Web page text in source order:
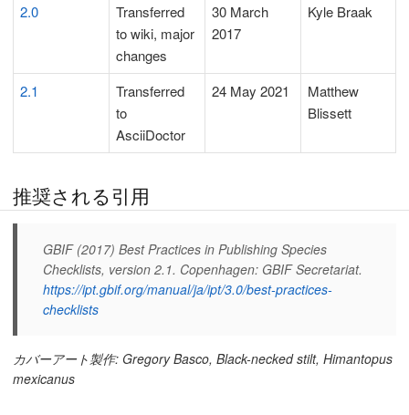
2.0
Transferred
to wiki, major
changes
30 March
2017
Kyle Braak
2.1
Transferred
to
AsciiDoctor
24 May 2021
Matthew
Blissett
推奨される引用
GBIF (2017) Best Practices in Publishing Species
Checklists, version 2.1. Copenhagen: GBIF Secretariat.
https://ipt.gbif.org/manual/ja/ipt/3.0/best-practices-
checklists
カバーアート製作: Gregory Basco, Black-necked stilt, Himantopus
mexicanus